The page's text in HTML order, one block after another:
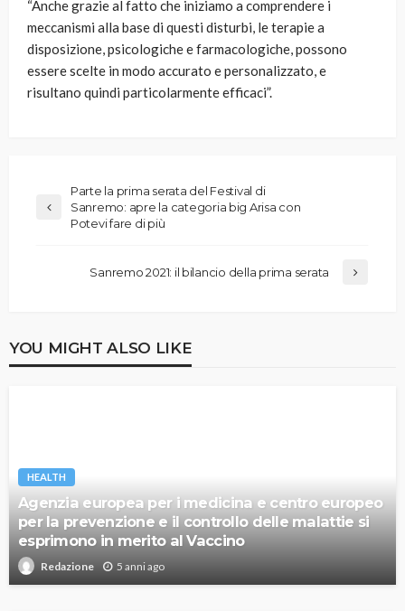
“Anche grazie al fatto che iniziamo a comprendere i
meccanismi alla base di questi disturbi, le terapie a
disposizione, psicologiche e farmacologiche, possono
essere scelte in modo accurato e personalizzato, e
risultano quindi particolarmente efficaci”.
Parte la prima serata del Festival di
Sanremo: apre la categoria big Arisa con
Potevi fare di più
Sanremo 2021: il bilancio della prima serata
YOU MIGHT ALSO LIKE
HEALTH
Agenzia europea per i medicina e centro europeo
per la prevenzione e il controllo delle malattie si
esprimono in merito al Vaccino
Redazione 5 anni ago